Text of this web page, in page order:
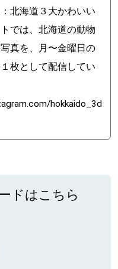
北海道３大かわいい
では、北海道の動物
真を、月〜金曜日の
枚として配信してい
hokkaido_3d
ドはこちら